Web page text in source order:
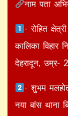
नाम पता
- रोहित
कालिका विहार
देहरादून, उम्र-
- शुभम
नया बांस थाना